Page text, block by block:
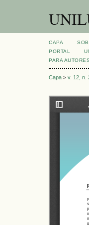
CAPA
PORTAL
PARA AUTORES
Capa > v. 12, n.